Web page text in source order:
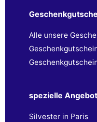
Alle unsere
spezielle
Silvester in Paris